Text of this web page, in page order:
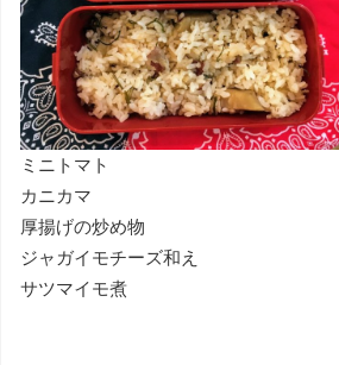
ミニトマト
カニカマ
厚揚げの炒め物
ジャガイモチーズ和え
サツマイモ煮